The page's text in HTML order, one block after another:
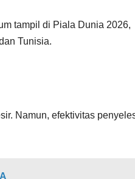
tampil di Piala Dunia 2026,
Tunisia.
Namun, efektivitas